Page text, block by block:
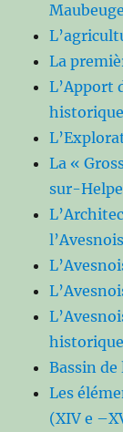
La
L’Apport
La «
sur-Helpe
l’Avesnois
historique
Bassin de
Les
(XIV e